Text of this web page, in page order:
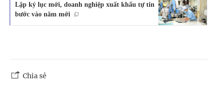
Lập kỷ lục mới, doanh nghiệp xuất khẩu tự tin
bước vào năm mới
Chia sẻ